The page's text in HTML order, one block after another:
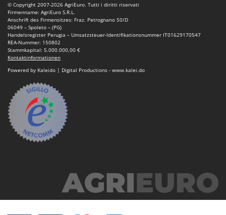
© Copyright 2007-2026 AgriEuro. Tutti i diritti riservati
Firmenname: AgriEuro S.R.L.
Anschrift des Firmensitzes: Fraz. Petrognano 50/D
06049 – Spoleto – (PG)
Handelsregister Perugia – Umsatzsteuer-Identifikationsnummer IT01629170547
REA-Nummer: 150802
Stammkapital: 5.000.000,00 €
Kontaktinformationen
Powered by Kaleido | Digital Productions - www.kalei.do